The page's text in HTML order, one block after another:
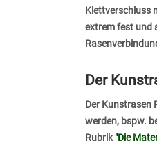
Klettverschluss
extrem fest und
Der
Der Kunstrasen
werden, bspw.
Rubrik"Die